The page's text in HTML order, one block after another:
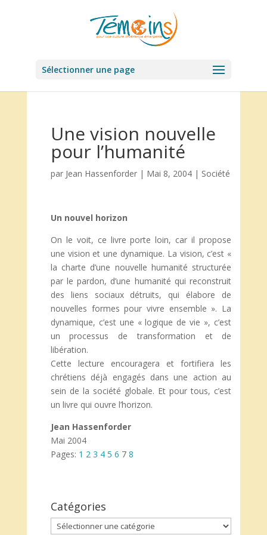
Sélectionner une page
Une vision nouvelle
pour l’humanité
par Jean Hassenforder| Mai 8, 2004| Société
Un nouvel horizon
On le voit, ce livre porte loin, car il propose
une vision et une dynamique. La vision, c’est «
la charte d’une nouvelle humanité structurée
par le pardon, d’une humanité qui reconstruit
des liens sociaux détruits, qui élabore de
nouvelles formes pour vivre ensemble ». La
dynamique, c’est une « logique de vie », c’est
un processus de transformation et de
libération.
Cette lecture encouragera et fortifiera les
chrétiens déjà engagés dans une action au
sein de la société globale. Et pour tous, c’est
un livre qui ouvre l’horizon.
Jean Hassenforder
Mai 2004
Pages: 1 2 3 4 5 6 7 8
Catégories
Catégories